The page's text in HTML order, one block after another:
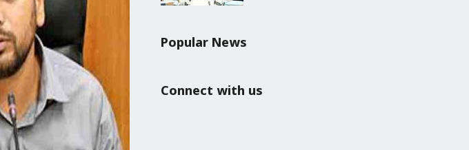
Popular News
Connect with us